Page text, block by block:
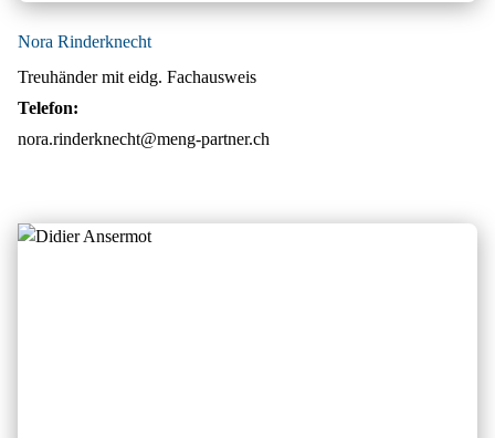
Nora Rinderknecht
Treuhänder mit eidg. Fachausweis
Telefon:
nora.rinderknecht@meng-partner.ch